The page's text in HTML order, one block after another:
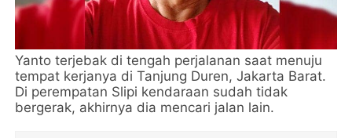
Yanto terjebak di tengah perjalanan saat menuju
tempat kerjanya di Tanjung Duren, Jakarta Barat.
Di perempatan Slipi kendaraan sudah tidak
bergerak, akhirnya dia mencari jalan lain.